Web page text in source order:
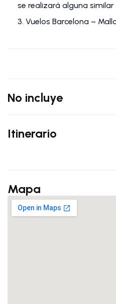
se realizará alguna similar
3. Vuelos Barcelona –
No incluye
Itinerario
Mapa